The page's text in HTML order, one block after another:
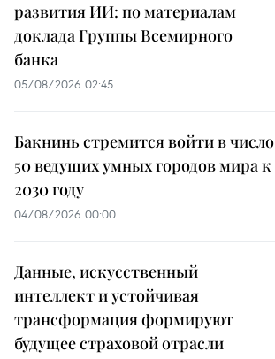
развития ИИ: по материалам
доклада Группы Всемирного
банка
05/08/2026 02:45
Бакнинь стремится войти в число
50 ведущих умных городов мира к
2030 году
04/08/2026 00:00
Данные, искусственный
интеллект и устойчивая
трансформация формируют
будущее страховой отрасли